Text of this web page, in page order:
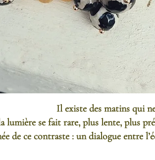
Il existe des matins qui
lumière se fait rare, plus lente, plus
de ce contraste : un dialogue entre